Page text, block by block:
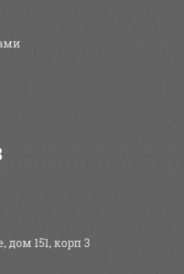
дом 151, корп 3